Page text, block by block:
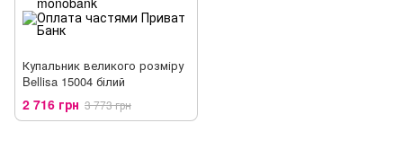
Купальник великого розміру
Bellisa 15004 білий
2 716 грн 3 773 грн